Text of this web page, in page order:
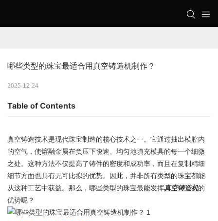
哪些类型的珠宝最适合用真空铸造机制作？
2025-12-24
Table of Contents
真空铸造技术是现代珠宝制造的核心技术之一。它通过抽出模腔内
的空气，使熔融金属在负压下快速、均匀地填充模具的每一个细微
之处。这种方法不仅提高了铸件的密度和成功率，而且在复制精细
细节方面也具有无可比拟的优势。因此，并非所有类型的珠宝都能
从这种工艺中获益。那么，哪些类型的珠宝最能发挥真空铸造机的
优势呢？